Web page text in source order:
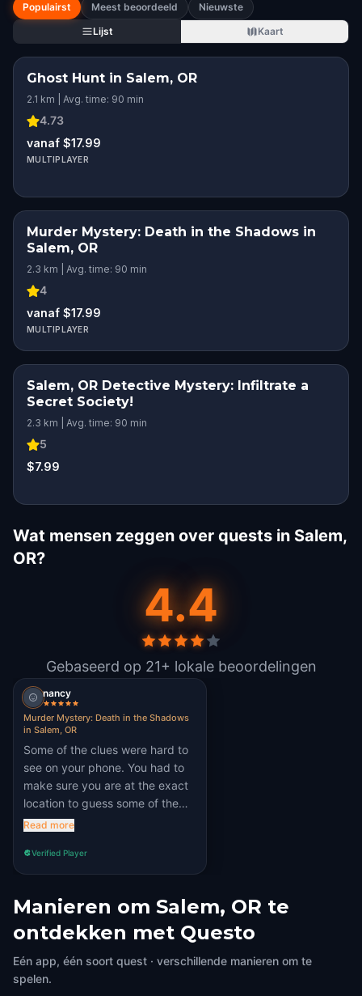
Populairst Meest beoordeeld
Nieuwste
Lijst
Kaart
Ghost Hunt in Salem, OR
2.1 km | Avg. time: 90 min
4.73
vanaf $17.99
MULTIPLAYER
Murder Mystery: Death in the Shadows in
Salem, OR
2.3 km | Avg. time: 90 min
4
vanaf $17.99
MULTIPLAYER
Salem, OR Detective Mystery: Infiltrate a
Secret Society!
2.3 km | Avg. time: 90 min
5
$7.99
Wat mensen zeggen over quests in Salem,
OR?
4.4
Gebaseerd op 21+ lokale beoordelingen
nancy
Murder Mystery: Death in the Shadows
in Salem, OR
Some of the clues were hard to
see on your phone. You had to
make sure you are at the exact
location to guess some of the
clues. Overall it was a fun nice
Read more
Verified Player
Manieren om Salem, OR te
ontdekken met Questo
Eén app, één soort quest · verschillende manieren om te
spelen.